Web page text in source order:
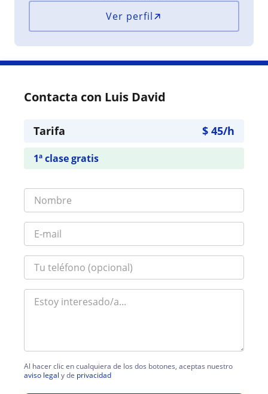
Ver perfil
Contacta con Luis David
Tarifa $ 45/h
1ª clase gratis
Al hacer clic en cualquiera de los dos botones, aceptas nuestro
aviso legal y de privacidad